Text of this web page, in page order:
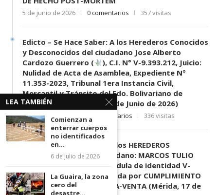
5 de junio de 2026 0 comentarios 357 visitas
Edicto – Se Hace Saber: A los Herederos Conocidos
y Desconocidos del ciudadano Jose Alberto
Cardozo Guerrero (
), C.I. N° V-9.393.212, Juicio:
Nulidad de Acta de Asamblea, Expediente N°
11.353-2023, Tribunal 1era Instancia Civil,
Mercantil y Tránsito del Edo. Bolivariano de
Mérida, sede El Vigía. (11 de Junio de 2026)
11 de junio de 2026 0 comentarios 336 visitas
EDICTO SE HACE SABER: A los HEREDEROS
DESCONOCIDOS del ciudadano: MARCOS TULIO
) cédula de identidad V-
3.003.963, Parte demandada por CUMPLIMIENTO
DE CONTRATO DE COMPRA-VENTA (Mérida, 17 de
LEA TAMBIÉN
Comienzan a
enterrar cuerpos
no identificados
en...
6 de julio de 2026
La Guaira, la zona
cero del
desastre...